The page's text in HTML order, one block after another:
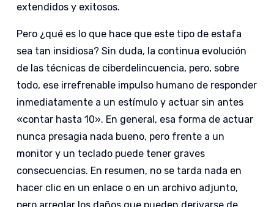
extendidos y exitosos.
Pero ¿qué es lo que hace que este tipo de estafa
sea tan insidiosa? Sin duda, la continua evolución
de las técnicas de ciberdelincuencia, pero, sobre
todo, ese irrefrenable impulso humano de responder
inmediatamente a un estímulo y actuar sin antes
«contar hasta 10». En general, esa forma de actuar
nunca presagia nada bueno, pero frente a un
monitor y un teclado puede tener graves
consecuencias. En resumen, no se tarda nada en
hacer clic en un enlace o en un archivo adjunto,
pero arreglar los daños que pueden derivarse de